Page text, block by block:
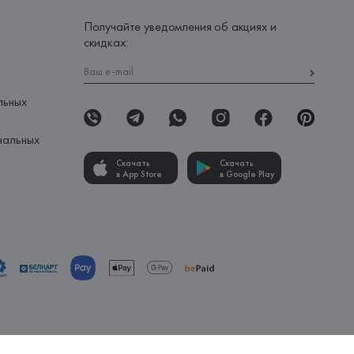
Получайте уведомления об акциях и
скидках:
Скачать
в App Store
Скачать
в Google Play